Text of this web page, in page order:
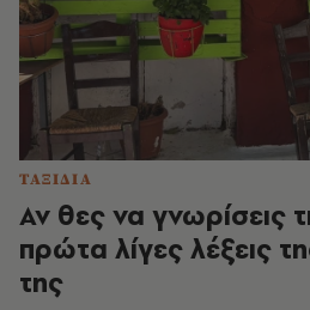
ΤΑΞΙΔΙΑ
Αν θες να γνωρίσεις
πρώτα λίγες λέξεις
της